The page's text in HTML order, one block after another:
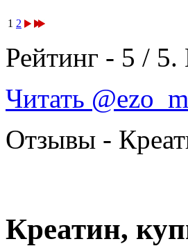
1 2
Рейтинг - 5 / 5.
Читать
Отзывы -
Креатин,